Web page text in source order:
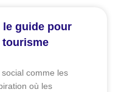
le guide pour
tourisme
comme les
où les